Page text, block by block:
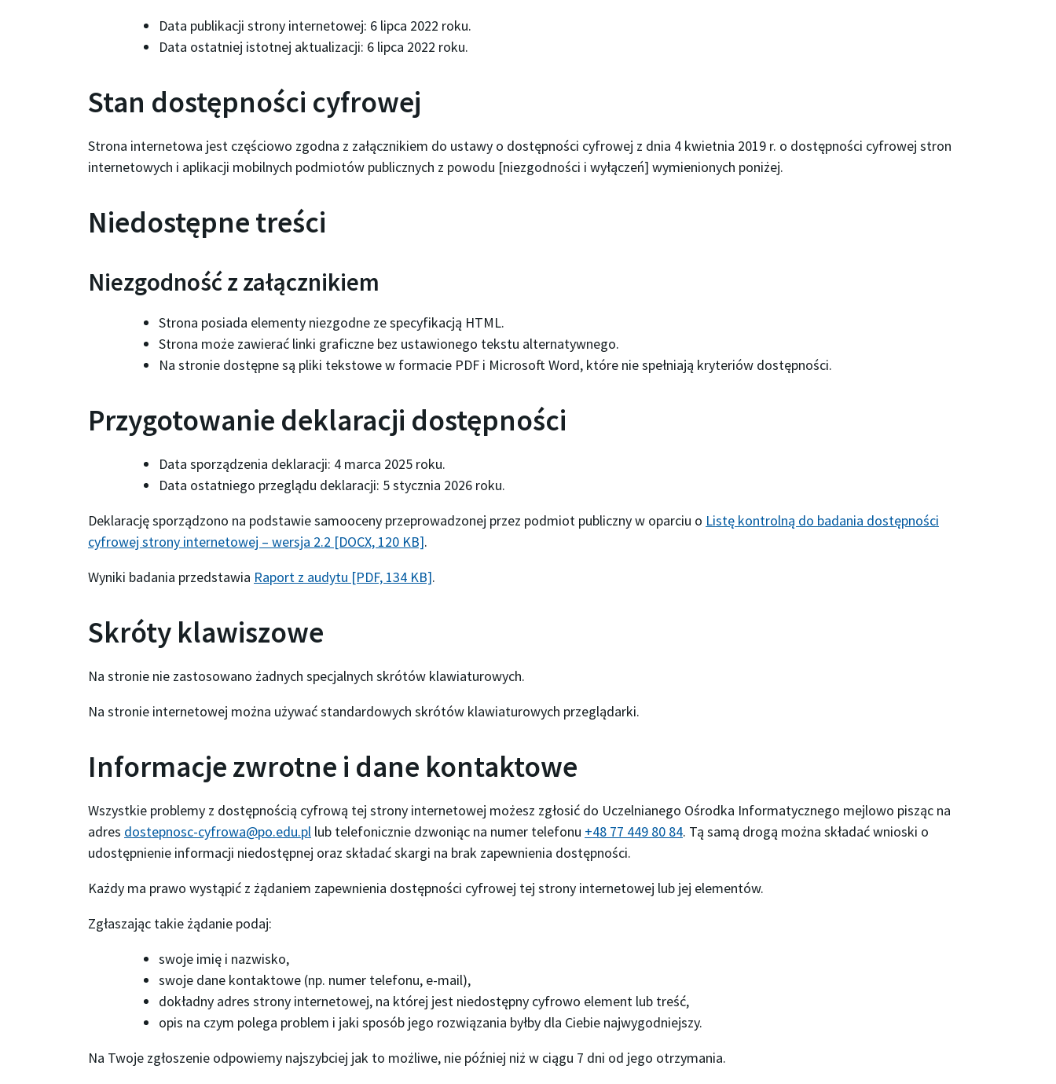
Data publikacji strony internetowej: 6 lipca 2022 roku.
Data ostatniej istotnej aktualizacji: 6 lipca 2022 roku.
Stan dostępności cyfrowej
Strona internetowa jest częściowo zgodna z załącznikiem do ustawy o dostępności cyfrowej z dnia 4 kwietnia 2019 r. o dostępności cyfrowej stron
internetowych i aplikacji mobilnych podmiotów publicznych z powodu [niezgodności i wyłączeń] wymienionych poniżej.
Niedostępne treści
Niezgodność z załącznikiem
Strona posiada elementy niezgodne ze specyfikacją HTML.
Strona może zawierać linki graficzne bez ustawionego tekstu alternatywnego.
Na stronie dostępne są pliki tekstowe w formacie PDF i Microsoft Word, które nie spełniają kryteriów dostępności.
Przygotowanie deklaracji dostępności
Data sporządzenia deklaracji: 4 marca 2025 roku.
Data ostatniego przeglądu deklaracji: 5 stycznia 2026 roku.
Deklarację sporządzono na podstawie samooceny przeprowadzonej przez podmiot publiczny w oparciu o Listę kontrolną do badania dostępności
cyfrowej strony internetowej – wersja 2.2 [DOCX, 120 KB].
Wyniki badania przedstawia Raport z audytu [PDF, 134 KB].
Skróty klawiszowe
Na stronie nie zastosowano żadnych specjalnych skrótów klawiaturowych.
Na stronie internetowej można używać standardowych skrótów klawiaturowych przeglądarki.
Informacje zwrotne i dane kontaktowe
Wszystkie problemy z dostępnością cyfrową tej strony internetowej możesz zgłosić do Uczelnianego Ośrodka Informatycznego mejlowo pisząc na
adres dostepnosc-cyfrowa@po.edu.pl lub telefonicznie dzwoniąc na numer telefonu +48 77 449 80 84. Tą samą drogą można składać wnioski o
udostępnienie informacji niedostępnej oraz składać skargi na brak zapewnienia dostępności.
Każdy ma prawo wystąpić z żądaniem zapewnienia dostępności cyfrowej tej strony internetowej lub jej elementów.
Zgłaszając takie żądanie podaj:
swoje imię i nazwisko,
swoje dane kontaktowe (np. numer telefonu, e-mail),
dokładny adres strony internetowej, na której jest niedostępny cyfrowo element lub treść,
opis na czym polega problem i jaki sposób jego rozwiązania byłby dla Ciebie najwygodniejszy.
Na Twoje zgłoszenie odpowiemy najszybciej jak to możliwe, nie później niż w ciągu 7 dni od jego otrzymania.